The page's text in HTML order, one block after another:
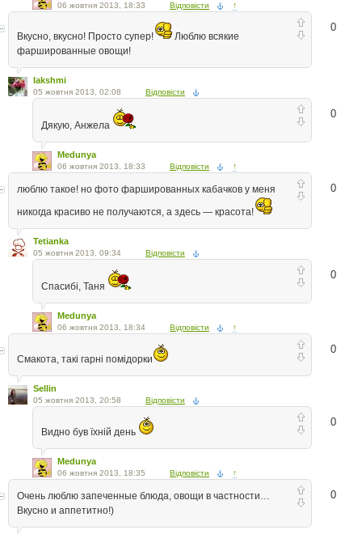
06 жовтня 2013, 18:33 Відповісти ↑
0
Вкусно, вкусно! Просто супер!
Люблю всякие
фаршированные овощи!
lakshmi
05 жовтня 2013, 02:08 Відповісти
0
Дякую, Анжела
Medunya
06 жовтня 2013, 18:33 Відповісти ↑
0
люблю такое! но фото фаршированных кабачков у меня
никогда красиво не получаются, а здесь — красота!
Tetianka
05 жовтня 2013, 09:34 Відповісти
0
Спасибі, Таня
Medunya
06 жовтня 2013, 18:34 Відповісти ↑
0
Смакота, такі гарні помідорки
Sellin
05 жовтня 2013, 20:58 Відповісти
0
Видно був їхній день
Medunya
06 жовтня 2013, 18:35 Відповісти ↑
0
Очень люблю запеченные блюда, овощи в частности…
Вкусно и аппетитно!)